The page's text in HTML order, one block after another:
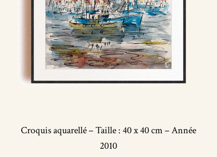
Croquis aquarellé – Taille : 40 x 40 cm – Année
2010